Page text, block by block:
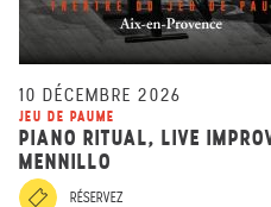
10 DÉCEMBRE 2026
JEU DE PAUME
PIANO RITUAL, LIVE
MENNILLO
RÉSERVEZ